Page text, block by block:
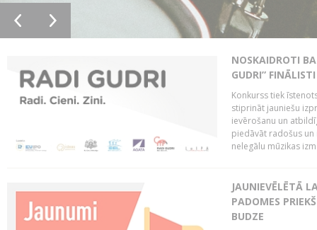
NOSKAIDROTI
GUDRI” FINĀLISTI
Konkurss tiek
stiprināt jauniešu
ievērošanu un
piedāvāt radošus
nelegālu mūzikas
JAUNIEVĒLĒTĀ
PADOMES
BUDZE